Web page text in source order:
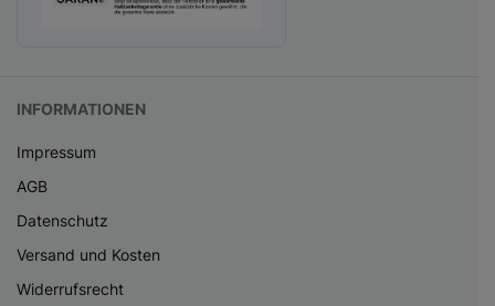
INFORMATIONEN
Impressum
AGB
Datenschutz
Versand und Kosten
Widerrufsrecht